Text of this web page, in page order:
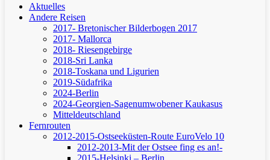
Aktuelles
Andere Reisen
2017- Bretonischer Bilderbogen 2017
2017- Mallorca
2018- Riesengebirge
2018-Sri Lanka
2018-Toskana und Ligurien
2019-Südafrika
2024-Berlin
2024-Georgien-Sagenumwobener Kaukasus
Mitteldeutschland
Fernrouten
2012-2015-Ostseeküsten-Route EuroVelo 10
2012-2013-Mit der Ostsee fing es an!-
2015-Helsinki – Berlin